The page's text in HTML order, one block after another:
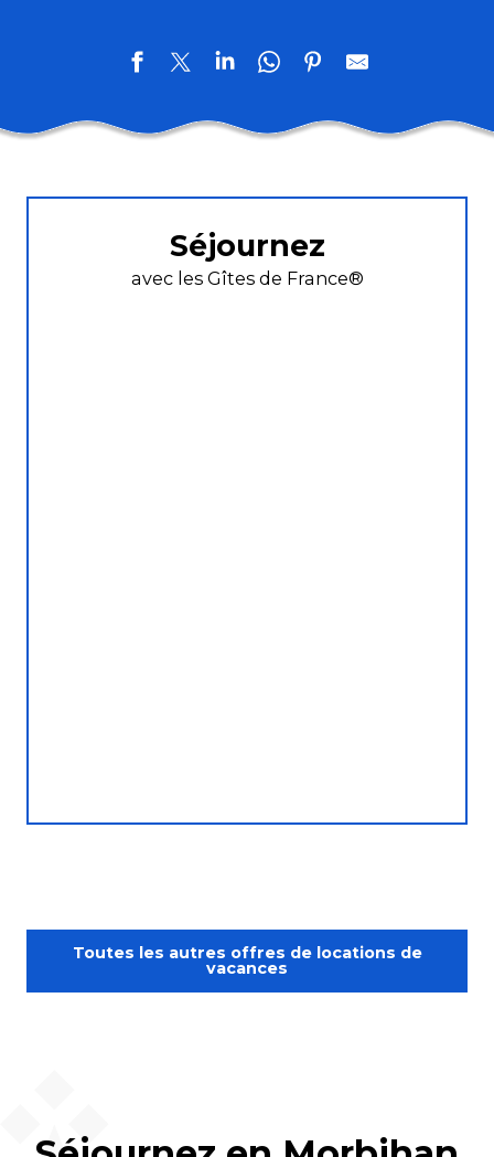
Séjournez
avec les Gîtes de France®
Toutes les autres offres de locations de
vacances